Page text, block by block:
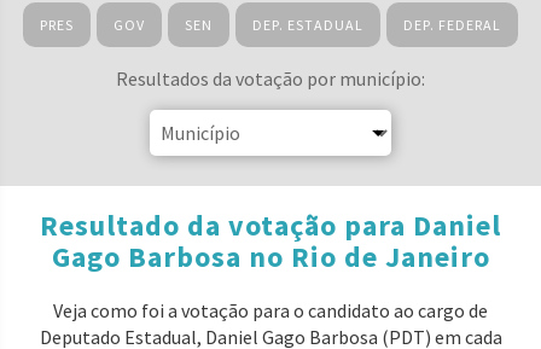
PRES GOV SEN DEP. ESTADUAL DEP. FEDERAL
Resultados da votação por município:
Resultado da votação para Daniel
Gago Barbosa no Rio de Janeiro
Veja como foi a votação para o candidato ao cargo de
Deputado Estadual, Daniel Gago Barbosa (PDT) em cada